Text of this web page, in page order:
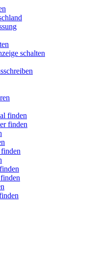
schalten
finden
finden